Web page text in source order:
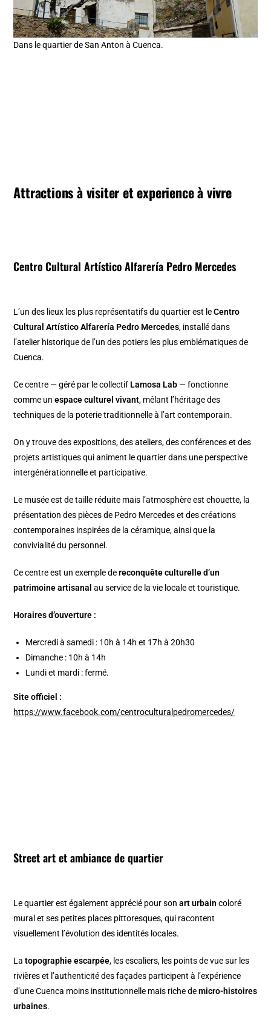
Dans le quartier de San Anton à Cuenca.
Attractions à visiter et experience à vivre
Centro Cultural Artístico Alfarería Pedro Mercedes
L’un des lieux les plus représentatifs du quartier est leCentro
Cultural Artístico Alfarería Pedro Mercedes, installé dans
l’atelier historique de l’un des potiers les plus emblématiques de
Cuenca.
Ce centre — géré par le collectif Lamosa Lab — fonctionne
comme unespace culturel vivant, mêlant l’héritage des
techniques de la poterie traditionnelle à l’art contemporain.
On y trouve des expositions, des ateliers, des conférences et des
projets artistiques qui animent le quartier dans une perspective
intergénérationnelle et participative.
Le musée est de taille réduite mais l’atmosphère est chouette, la
présentation des pièces de Pedro Mercedes et des créations
contemporaines inspirées de la céramique, ainsi que la
convivialité du personnel.
Ce centre est un exemple dereconquête culturelle d’un
patrimoine artisanal au service de la vie locale et touristique.
Horaires d’ouverture :
Mercredi à samedi : 10h à 14h et 17h à 20h30
Dimanche : 10h à 14h
Lundi et mardi : fermé.
Site officiel :
https://www.facebook.com/centroculturalpedromercedes/
Street art et ambiance de quartier
Le quartier est également apprécié pour sonart urbain coloré
mural et ses petites places pittoresques, qui racontent
visuellement l’évolution des identités locales.
Latopographie escarpée, les escaliers, les points de vue sur les
rivières et l’authenticité des façades participent à l’expérience
d’une Cuenca moins institutionnelle mais riche demicro-histoires
urbaines.